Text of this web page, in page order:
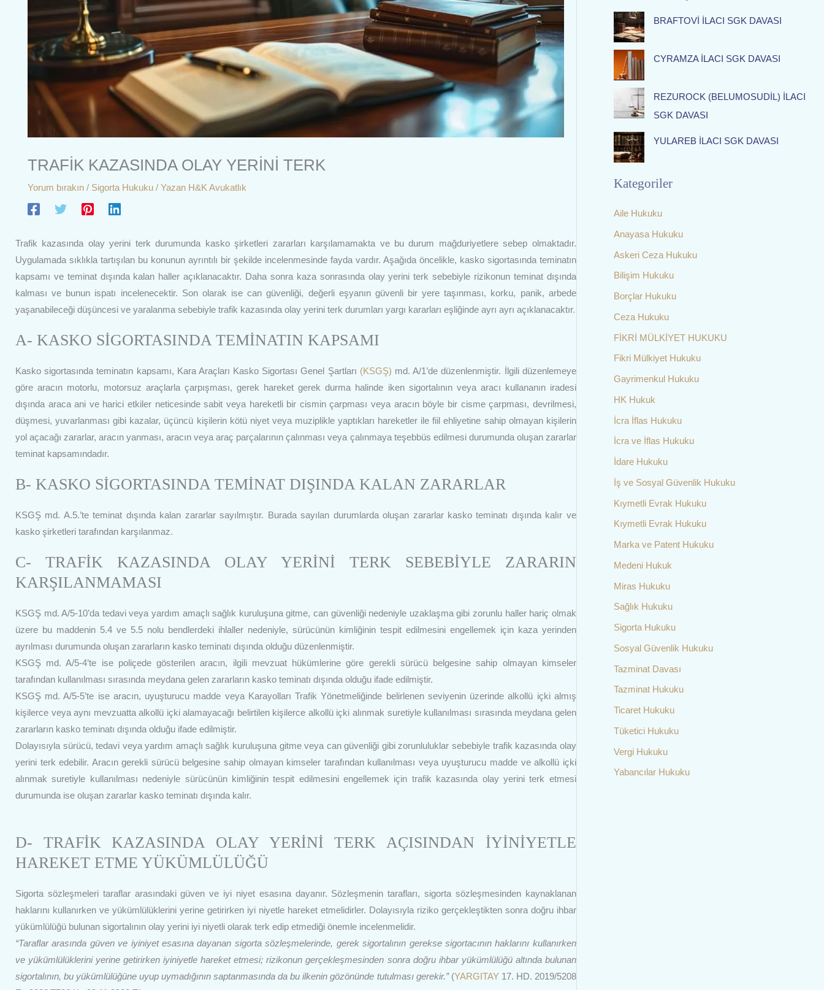
TRAFİK KAZASINDA OLAY YERİNİ TERK
Yorum bırakın / Sigorta Hukuku / Yazan H&K Avukatlık
Trafik kazasında olay yerini terk durumunda kasko şirketleri zararları karşılamamakta ve bu durum mağduriyetlere sebep olmaktadır.
Uygulamada sıklıkla tartışılan bu konunun ayrıntılı bir şekilde incelenmesinde fayda vardır. Aşağıda öncelikle, kasko sigortasında teminatın
kapsamı ve teminat dışında kalan haller açıklanacaktır. Daha sonra kaza sonrasında olay yerini terk sebebiyle rizikonun teminat dışında
kalması ve bunun ispatı incelenecektir. Son olarak ise can güvenliği, değerli eşyanın güvenli bir yere taşınması, korku, panik, arbede
yaşanabileceği düşüncesi ve yaralanma sebebiyle trafik kazasında olay yerini terk durumları yargı kararları eşliğinde ayrı ayrı açıklanacaktır.
A- KASKO SİGORTASINDA TEMİNATIN KAPSAMI
Kasko sigortasında teminatın kapsamı, Kara Araçları Kasko Sigortası Genel Şartları (KSGŞ) md. A/1’de düzenlenmiştir. İlgili düzenlemeye
göre aracın motorlu, motorsuz araçlarla çarpışması, gerek hareket gerek durma halinde iken sigortalının veya aracı kullananın iradesi
dışında araca ani ve harici etkiler neticesinde sabit veya hareketli bir cismin çarpması veya aracın böyle bir cisme çarpması, devrilmesi,
düşmesi, yuvarlanması gibi kazalar, üçüncü kişilerin kötü niyet veya muziplikle yaptıkları hareketler ile fiil ehliyetine sahip olmayan kişilerin
yol açacağı zararlar, aracın yanması, aracın veya araç parçalarının çalınması veya çalınmaya teşebbüs edilmesi durumunda oluşan zararlar
teminat kapsamındadır.
B- KASKO SİGORTASINDA TEMİNAT DIŞINDA KALAN ZARARLAR
KSGŞ md. A.5.’te teminat dışında kalan zararlar sayılmıştır. Burada sayılan durumlarda oluşan zararlar kasko teminatı dışında kalır ve
kasko şirketleri tarafından karşılanmaz.
C- TRAFİK KAZASINDA OLAY YERİNİ TERK SEBEBİYLE ZARARIN
KARŞILANMAMASI
KSGŞ md. A/5-10’da tedavi veya yardım amaçlı sağlık kuruluşuna gitme, can güvenliği nedeniyle uzaklaşma gibi zorunlu haller hariç olmak
üzere bu maddenin 5.4 ve 5.5 nolu bendlerdeki ihlaller nedeniyle, sürücünün kimliğinin tespit edilmesini engellemek için kaza yerinden
ayrılması durumunda oluşan zararların kasko teminatı dışında olduğu düzenlenmiştir.
KSGŞ md. A/5-4’te ise poliçede gösterilen aracın, ilgili mevzuat hükümlerine göre gerekli sürücü belgesine sahip olmayan kimseler
tarafından kullanılması sırasında meydana gelen zararların kasko teminatı dışında olduğu ifade edilmiştir.
KSGŞ md. A/5-5’te ise aracın, uyuşturucu madde veya Karayolları Trafik Yönetmeliğinde belirlenen seviyenin üzerinde alkollü içki almış
kişilerce veya aynı mevzuatta alkollü içki alamayacağı belirtilen kişilerce alkollü içki alınmak suretiyle kullanılması sırasında meydana gelen
zararların kasko teminatı dışında olduğu ifade edilmiştir.
Dolayısıyla sürücü, tedavi veya yardım amaçlı sağlık kuruluşuna gitme veya can güvenliği gibi zorunluluklar sebebiyle trafik kazasında olay
yerini terk edebilir. Aracın gerekli sürücü belgesine sahip olmayan kimseler tarafından kullanılması veya uyuşturucu madde ve alkollü içki
alınmak suretiyle kullanılması nedeniyle sürücünün kimliğinin tespit edilmesini engellemek için trafik kazasında olay yerini terk etmesi
durumunda ise oluşan zararlar kasko teminatı dışında kalır.
D- TRAFİK KAZASINDA OLAY YERİNİ TERK AÇISINDAN İYİNİYETLE
HAREKET ETME YÜKÜMLÜLÜĞÜ
Sigorta sözleşmeleri taraflar arasındaki güven ve iyi niyet esasına dayanır. Sözleşmenin tarafları, sigorta sözleşmesinden kaynaklanan
haklarını kullanırken ve yükümlülüklerini yerine getirirken iyi niyetle hareket etmelidirler. Dolayısıyla riziko gerçekleştikten sonra doğru ihbar
yükümlülüğü bulunan sigortalının olay yerini iyi niyetli olarak terk edip etmediği önemle incelenmelidir.
“Taraflar arasında güven ve iyiniyet esasına dayanan sigorta sözleşmelerinde, gerek sigortalının gerekse sigortacının haklarını kullanırken
ve yükümlülüklerini yerine getirirken iyiniyetle hareket etmesi; rizikonun gerçekleşmesinden sonra doğru ihbar yükümlülüğü altında bulunan
sigortalının, bu yükümlülüğüne uyup uymadığının saptanmasında da bu ilkenin gözönünde tutulması gerekir.” (YARGITAY17. HD. 2019/5208
o
r
:
BRAFTOVİ İLACI SGK DAVASI
CYRAMZA İLACI SGK DAVASI
REZUROCK (BELUMOSUDİL) İLACI
SGK DAVASI
YULAREB İLACI SGK DAVASI
Kategoriler
Aile Hukuku
Anayasa Hukuku
Askeri Ceza Hukuku
Bilişim Hukuku
Borçlar Hukuku
Ceza Hukuku
FİKRİ MÜLKİYET HUKUKU
Fikri Mülkiyet Hukuku
Gayrimenkul Hukuku
HK Hukuk
İcra İflas Hukuku
İcra ve İflas Hukuku
İdare Hukuku
İş ve Sosyal Güvenlik Hukuku
Kıymetli Evrak Hukuku
Kıymetli Evrak Hukuku
Marka ve Patent Hukuku
Medeni Hukuk
Miras Hukuku
Sağlık Hukuku
Sigorta Hukuku
Sosyal Güvenlik Hukuku
Tazminat Davası
Tazminat Hukuku
Ticaret Hukuku
Tüketici Hukuku
Vergi Hukuku
Yabancılar Hukuku